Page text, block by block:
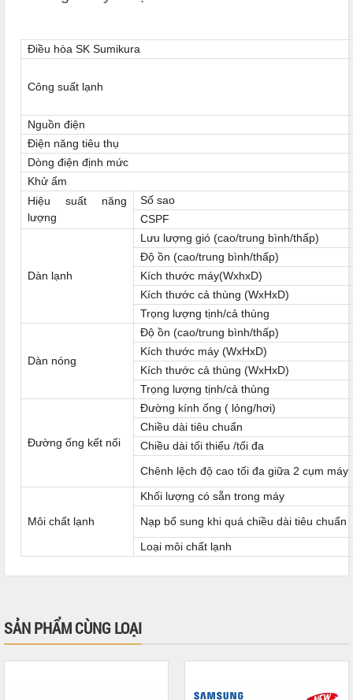
Điều hòa SK Sumikura
Công suất lạnh
Nguồn điện
Điện năng tiêu thụ
Dòng điện định mức
Khử ẩm
Hiệu suất năng
lượng
Số sao
CSPF
Dàn lạnh
Lưu lượng gió (cao/trung bình/thấp)
Độ ồn (cao/trung bình/thấp)
Kích thước máy(WxhxD)
Kích thước cả thùng (WxHxD)
Trọng lượng tịnh/cả thùng
Dàn nóng
Độ ồn (cao/trung bình/thấp)
Kích thước máy (WxHxD)
Kích thước cả thùng (WxHxD)
Trọng lượng tịnh/cả thùng
Đường ống kết nối
Đường kính ống ( lỏng/hơi)
Chiều dài tiêu chuẩn
Chiều dài tối thiểu /tối đa
Chênh lệch độ cao tối đa giữa 2 cụm máy
Môi chất lạnh
Khối lượng có sẵn trong máy
Nạp bổ sung khi quá chiều dài tiêu chuẩn
Loại môi chất lạnh
SẢN PHẨM CÙNG LOẠI